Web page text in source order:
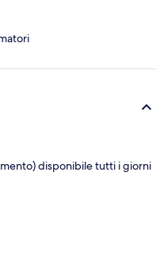
disponibile tutti i giorni